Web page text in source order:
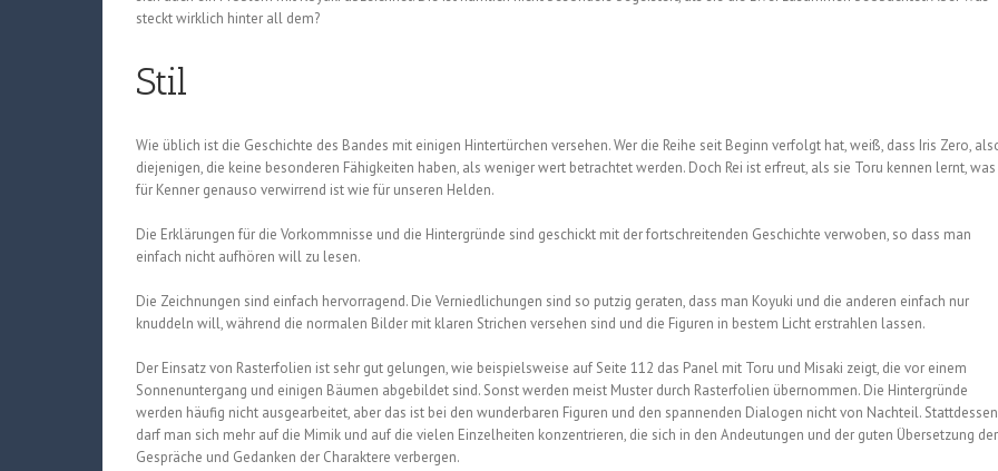
steckt wirklich hinter all dem?
Stil
Wie üblich ist die Geschichte des Bandes mit einigen Hintertürchen versehen. Wer die Reihe seit Beginn verfolgt hat, weiß, dass Iris Zero,
diejenigen, die keine besonderen Fähigkeiten haben, als weniger wert betrachtet werden. Doch Rei ist erfreut, als sie Toru kennen lernt, was
für Kenner genauso verwirrend ist wie für unseren Helden.
Die Erklärungen für die Vorkommnisse und die Hintergründe sind geschickt mit der fortschreitenden Geschichte verwoben, so dass man
einfach nicht aufhören will zu lesen.
Die Zeichnungen sind einfach hervorragend. Die Verniedlichungen sind so putzig geraten, dass man Koyuki und die anderen einfach nur
knuddeln will, während die normalen Bilder mit klaren Strichen versehen sind und die Figuren in bestem Licht erstrahlen lassen.
Der Einsatz von Rasterfolien ist sehr gut gelungen, wie beispielsweise auf Seite 112 das Panel mit Toru und Misaki zeigt, die vor einem
Sonnenuntergang und einigen Bäumen abgebildet sind. Sonst werden meist Muster durch Rasterfolien übernommen. Die Hintergründe
werden häufig nicht ausgearbeitet, aber das ist bei den wunderbaren Figuren und den spannenden Dialogen nicht von Nachteil. Stattdessen
darf man sich mehr auf die Mimik und auf die vielen Einzelheiten konzentrieren, die sich in den Andeutungen und der guten Übersetzung der
Gespräche und Gedanken der Charaktere verbergen.